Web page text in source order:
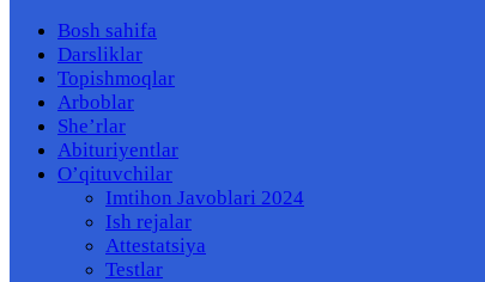
Bosh sahifa
Darsliklar
Topishmoqlar
Arboblar
She’rlar
Abituriyentlar
O’qituvchilar
Imtihon Javoblari 2024
Ish rejalar
Attestatsiya
Testlar